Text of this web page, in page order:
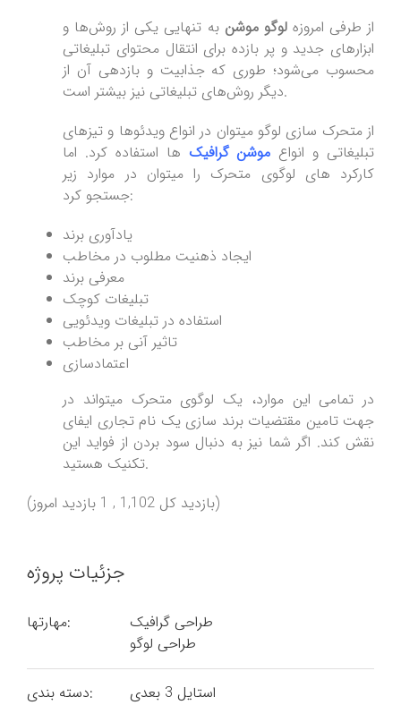
از طرفی امروزهلوگو موشن به تنهایی یکی از روش‌ها و
ابزارهای جدید و پر بازده برای انتقال محتوای تبلیغاتی
محسوب می‌شود؛ طوری که جذابیت و بازدهی آن از
دیگر روش‌های تبلیغاتی نیز بیشتر است.
از متحرک سازی لوگو میتوان در انواع ویدئوها و تیزهای
تبلیغاتی و انواع موشن گرافیک ها استفاده کرد. اما
کارکرد های لوگوی متحرک را میتوان در موارد زیر
جستجو کرد:
یادآوری برند
ایجاد ذهنیت مطلوب در مخاطب
معرفی برند
تبلیغات کوچک
استفاده در تبلیغات ویدئویی
تاثیر آنی بر مخاطب
اعتمادسازی
در تمامی این موارد، یک لوگوی متحرک میتواند در
جهت تامین مقتضیات برند سازی یک نام تجاری ایفای
نقش کند. اگر شما نیز به دنبال سود بردن از فواید این
تکنیک هستید.
(بازدید کل 1,102 , 1 بازدید امروز)
جزئیات پروژه
مهارتها:
طراحی گرافیک
طراحی لوگو
دسته بندی: استایل 3 بعدی